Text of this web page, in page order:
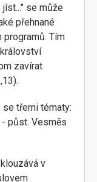
se může
přehnané
Tím
zavírat
třemi tématy:
půst. Vesměs
v